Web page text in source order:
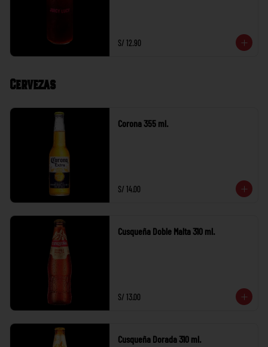
S/ 12.90
Cervezas
Corona 355 ml.
S/ 14.00
Cusqueña Doble Malta 310 ml.
S/ 13.00
Cusqueña Dorada 310 ml.